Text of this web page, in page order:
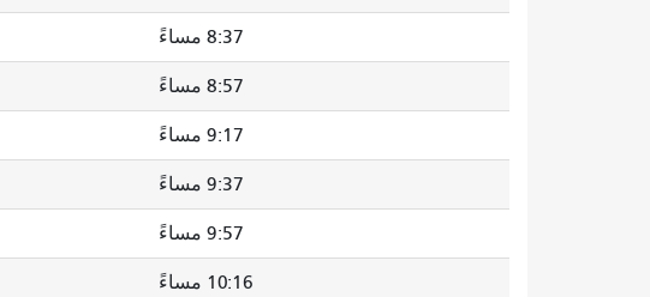
8:37 مساءً
8:57 مساءً
9:17 مساءً
9:37 مساءً
9:57 مساءً
10:16 مساءً